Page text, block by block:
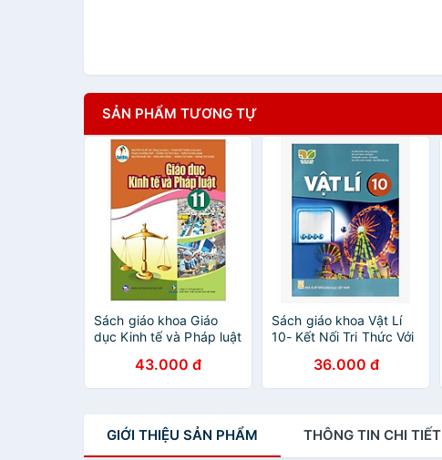
SẢN PHẨM TƯƠNG TỰ
Sách giáo khoa Giáo
dục Kinh tế và Pháp luật
Nilon bọc Sách)
43.000 đ
Sách giáo khoa Vật Lí
10- Kết Nối Tri Thức Với
bọc Sách)36.000 đ
GIỚI THIỆU SẢN PHẨM THÔNG TIN CHI TIẾT